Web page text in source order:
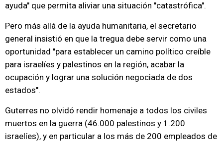
ayuda" que permita aliviar una situación "catastrófica".
Pero más allá de la ayuda humanitaria, el secretario
general insistió en que la tregua debe servir como una
oportunidad "para establecer un camino político creíble
para israelíes y palestinos en la región, acabar la
ocupación y lograr una solución negociada de dos
estados".
Guterres no olvidó rendir homenaje a todos los civiles
muertos en la guerra (46.000 palestinos y 1.200
israelíes), y en particular a los más de 200 empleados de